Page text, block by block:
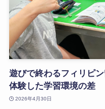
遊びで終わるフィリピ
体験した学習環境の差
2026年4月30日